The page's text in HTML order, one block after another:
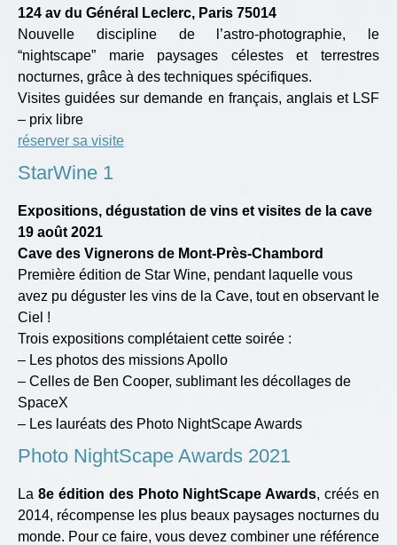
124 av du Général Leclerc, Paris 75014
Nouvelle discipline de l’astro-photographie, le
“nightscape” marie paysages célestes et terrestres
nocturnes, grâce à des techniques spécifiques.
Visites guidées sur demande en français, anglais et LSF
– prix libre
réserver sa visite
StarWine 1
Expositions, dégustation de vins et visites de la cave
19 août 2021
Cave des Vignerons de Mont-Près-Chambord
Première édition de Star Wine, pendant laquelle vous
avez pu déguster les vins de la Cave, tout en observant le
Ciel !
Trois expositions complétaient cette soirée :
– Les photos des missions Apollo
– Celles de Ben Cooper, sublimant les décollages de
SpaceX
– Les lauréats des Photo NightScape Awards
Photo NightScape Awards 2021
La 8e édition des Photo NightScape Awards, créés en
2014, récompense les plus beaux paysages nocturnes du
monde. Pour ce faire, vous devez combiner une référence